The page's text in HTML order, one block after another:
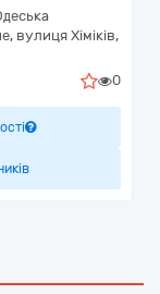
вулиця Хіміків,
0